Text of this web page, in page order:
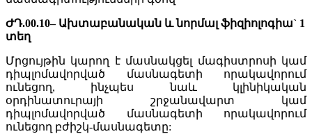
ԺԴ.00.10– Ախտաբանական և նորմալ ֆիզիոլոգիա` 1
տեղ
Մրցույթին կարող է մասնակցել մագիստրոսի կամ
դիպլոմավորված մասնագետի որակավորում
ունեցող, ինչպես նաև կլինիկական
օրդինատուրայի շրջանավարտ կամ
դիպլոմավորված մասնագետի որակավորում
ունեցող բժիշկ-մասնագետը: